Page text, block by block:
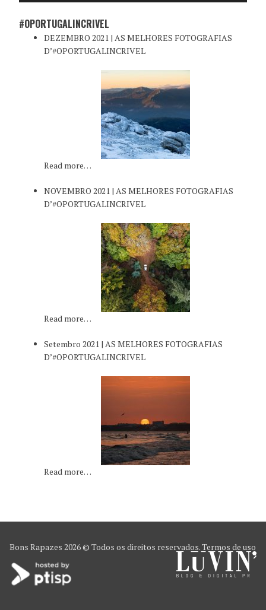
#OPORTUGALINCRIVEL
DEZEMBRO 2021 | AS MELHORES FOTOGRAFIAS
D’#OPORTUGALINCRIVEL
Read more…
NOVEMBRO 2021 | AS MELHORES FOTOGRAFIAS
D’#OPORTUGALINCRIVEL
Read more…
Setembro 2021 | AS MELHORES FOTOGRAFIAS
D’#OPORTUGALINCRIVEL
Read more…
Bons Rapazes 2026 © Todos os direitos reservados.Termos de uso